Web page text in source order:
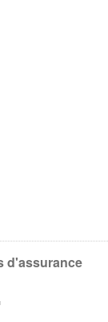
d'assurance